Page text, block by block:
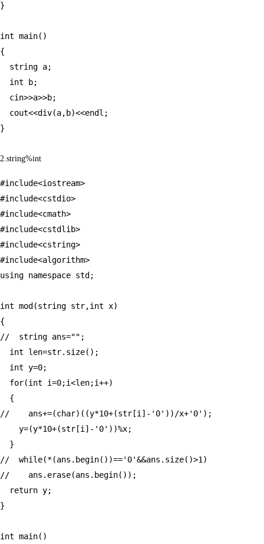
}
int main()
{
  string a;
  int b;
  cin>>a>>b;
  cout<<div(a,b)<<endl;
2.string%int
#include<iostream>
#include<cstdio>
#include<cmath>
#include<cstdlib>
#include<cstring>
#include<algorithm>
using namespace std;
int mod(string str,int x)
{
//  string ans="";
  int len=str.size();
  int y=0;
  for(int i=0;i<len;i++)
  {
//    ans+=(char)((y*10+(str[i]-'0'))/x+'0');
    y=(y*10+(str[i]-'0'))%x;
  }
//  while(*(ans.begin())=='0'&&ans.size()>1)
//    ans.erase(ans.begin());
  return y;
}
int main()